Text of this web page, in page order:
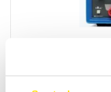
Med den